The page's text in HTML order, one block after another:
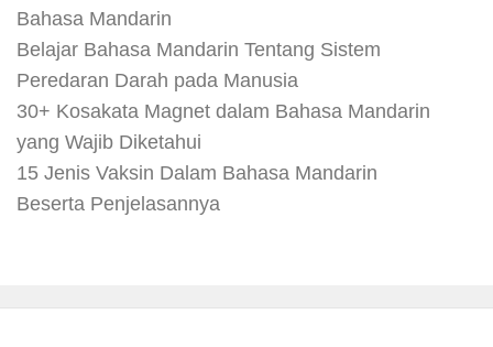
Bahasa Mandarin
Belajar Bahasa Mandarin Tentang Sistem
Peredaran Darah pada Manusia
30+ Kosakata Magnet dalam Bahasa Mandarin
yang Wajib Diketahui
15 Jenis Vaksin Dalam Bahasa Mandarin
Beserta Penjelasannya